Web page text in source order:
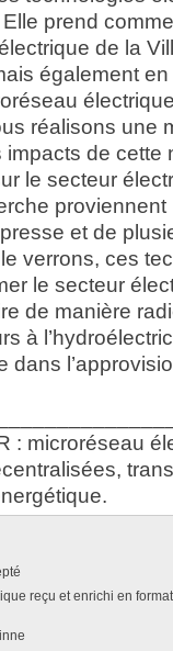
prend
de la
également
réalisons une
de cette
le secteur
proviennent
et de
verrons, ces
le secteur
de manière
à
dans
: microréseau
reçu et enrichi en